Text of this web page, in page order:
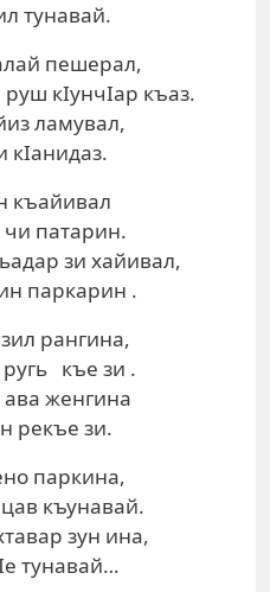
тунавай.
пешерал,
руш кIунчIар къаз.
ламувал,
кIанидаз.
къайивал
патарин.
зи хайивал,
паркарин .
рангина,
къе зи .
женгина
рекъе зи.
паркина,
къунавай.
зун ина,
тунавай…